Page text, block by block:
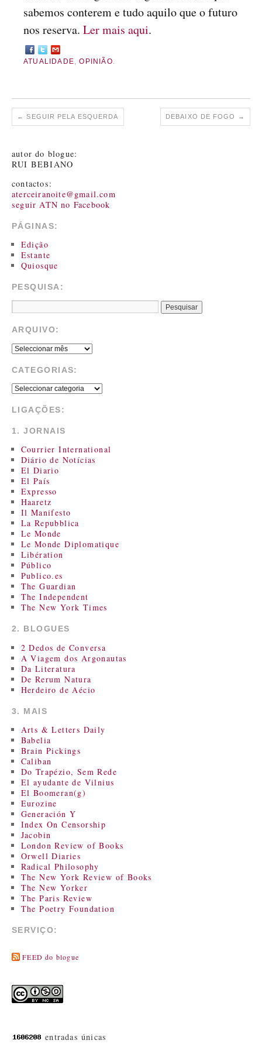
sabemos conterem e tudo aquilo que o futuro
nos reserva. Ler mais aqui.
ATUALIDADE,OPINIÃO.
← SEGUIR PELA ESQUERDA DEBAIXO DE FOGO →
autor do blogue:
RUI BEBIANO
contactos:
aterceiranoite@gmail.com
seguir ATN no Facebook
PÁGINAS:
Edição
Estante
Quiosque
PESQUISA:
ARQUIVO:
CATEGORIAS:
LIGAÇÕES:
1. JORNAIS
Courrier International
Diário de Notícias
El Diario
El País
Expresso
Haaretz
Il Manifesto
La Repubblica
Le Monde
Le Monde Diplomatique
Libération
Público
Publico.es
The Guardian
The Independent
The New York Times
2. BLOGUES
2 Dedos de Conversa
A Viagem dos Argonautas
Da Literatura
De Rerum Natura
Herdeiro de Aécio
3. MAIS
Arts & Letters Daily
Babelia
Brain Pickings
Caliban
Do Trapézio, Sem Rede
El ayudante de Vilnius
El Boomeran(g)
Eurozine
Generación Y
Index On Censorship
Jacobin
London Review of Books
Orwell Diaries
Radical Philosophy
The New York Review of Books
The New Yorker
The Paris Review
The Poetry Foundation
SERVIÇO:
FEED do blogue
entradas únicas